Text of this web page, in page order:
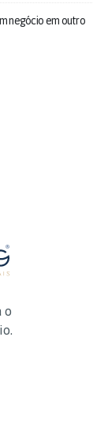
negócio em outro
o